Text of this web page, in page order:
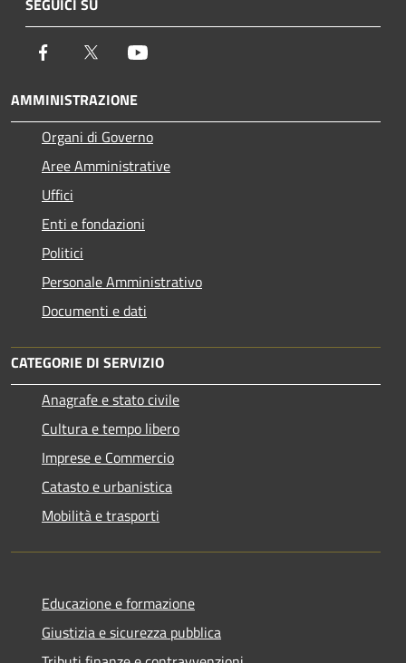
SEGUICI SU
Facebook Twitter
AMMINISTRAZIONE
Organi di Governo
Aree Amministrative
Uffici
Enti e fondazioni
Politici
Personale Amministrativo
Documenti e dati
CATEGORIE DI SERVIZIO
Anagrafe e stato civile
Cultura e tempo libero
Imprese e Commercio
Catasto e urbanistica
Mobilità e trasporti
Educazione e formazione
Giustizia e sicurezza pubblica